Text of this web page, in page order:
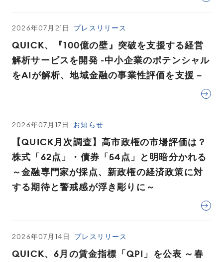
2026年07月21日 プレスリリース
QUICK、『100億の壁』突破を支援する経営
解析サービスを開発 -中小企業のポテンシャル
をAIが解析、地域金融の事業性評価を支援 –
2026年07月17日 お知らせ
【QUICK月次調査】高市政権の市場評価は？
株式「62点」・債券「54点」と明暗分かれる
～金融専門家が採点、新政権の経済政策に対
する期待と警戒感が浮き彫りに～
2026年07月14日 プレスリリース
QUICK、6月の賃金指標「QPI」を公表 ～春